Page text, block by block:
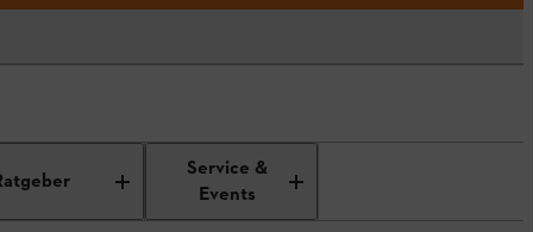
Service &
Events